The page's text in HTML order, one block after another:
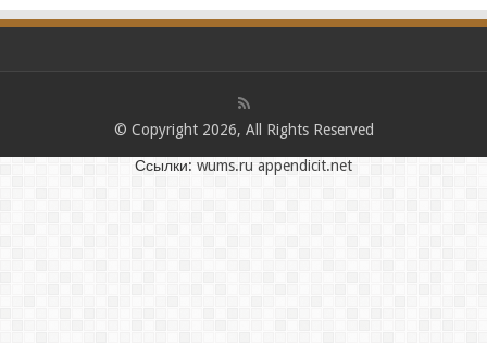
© Copyright 2026, All Rights Reserved
Ссылки: wums.ru appendicit.net